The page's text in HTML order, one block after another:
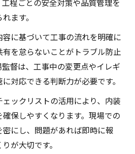
程ごとの安全対策や品質管理を
ます。
に基づいて工事の流れを明確に
を怠らないことがトラブル防止
督は、工事中の変更点やイレギ
対応できる判断力が必要です。
ックリストの活用により、内装
保しやすくなります。現場での
にし、問題があれば即時に報
が大切です。